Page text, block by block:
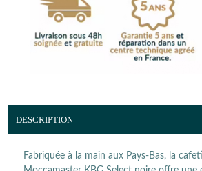
DESCRIPTION
Fabriquée à la main aux Pays-Bas, la